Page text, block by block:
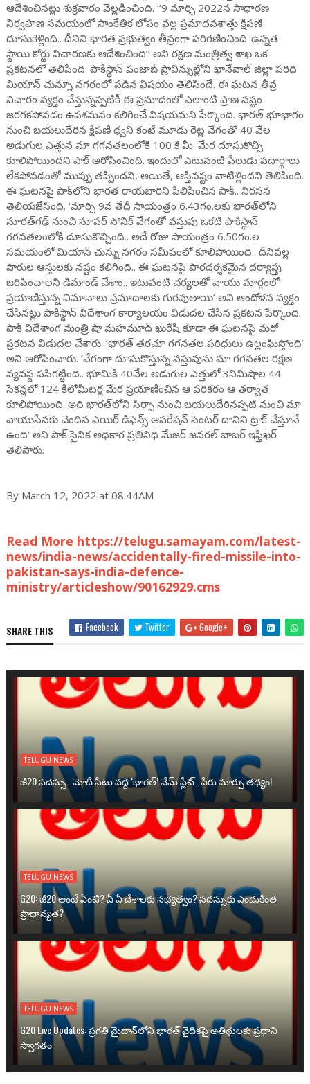
ఆదేశించినట్లు శుక్రవారం వెల్లడించింది. ‘‘9 మార్చి 2022న సాధారణ
నిర్వహణ సమయంలో సాంకేతిక లోపం వల్ల ప్రమాదవశాత్తు క్షిపణి
దూసుకెళ్లింది.. దీనిని భారత ప్రభుత్వం తీవ్రంగా పరిగణించింది..ఉన్నత
స్థాయి కోర్టు విచారణకు ఆదేశించింది’’ అని రక్షణ మంత్రిత్వ శాఖ ఒక
ప్రకటనలో తెలిపింది. పాకిస్థాన్‌ పంజాబ్ ప్రావిన్సుల్లోని ఖానేవాల్ జిల్లా పరిధి
మియాన్ చున్నూ నగరంలో పడిన విషయం తెలిసిందే. ఈ ఘటన తీవ్ర
విచారం వ్యక్తం చేస్తున్నప్పటికీ ఈ ప్రమాదంలో ఎలాంటి ప్రాణ నష్టం
జరగకపోవడం ఉపశమనం కలిగించే విషయమని పేర్కొంది. భారత్ భూభాగం
నుంచి బయలుదేరిన క్షిపణి ధ్వని కంటే మూడు రెట్ల వేగంతో 40 వేల
అడుగుల ఎత్తున మా గగనతలంలోకి 100 కి.మీ. మేర దూసుకొచ్చి
కూలిపోయిందని పాక్ ఆరోపించింది. ఇందులో ఎటువంటి పేలుడు పదార్థాలు
లేకపోవడంతో ముప్పు తప్పిందని, అయితే, ఆస్తినష్టం వాటిళ్లిందని తెలిపింది.
ఈ ఘటనపై పాక్‌లోని భారత రాయబారిని పిలిపించిన పాక్.. నిరసన
తెలియజేసింది. ‘మార్చి 9వ తేదీ సాయంత్రం 6.43గం.లకు భారత్‌లోని
సూరత్‌గఢ్‌ నుంచి సూపర్‌ సోనిక్‌ వేగంతో వస్తువు ఒకటి పాకిస్థాన్‌
గగనతలంలోకి దూసుకొచ్చింది.. అదే రోజు సాయంత్రం 6.50గం.ల
సమయంలో మియాన్‌ చున్ను నగరం సమీపంలో కూలిపోయింది.. దీనివల్ల
పౌరుల ఆస్తులకు నష్టం కలిగింది.. ఈ ఘటనపై పారదర్శకమైన దర్యాప్తు
జరిపించాలని డిమాండ్‌ చేశాం.. ఇటువంటి చర్యలతో వాయు మార్గంలో
ప్రయాణిస్తున్న విమానాలు ప్రమాదాలకు గురవుతాయి’ అని ఆందోళన వ్యక్తం
చేసినట్లు పాకిస్థాన్‌ విదేశాంగ కార్యాలయం విడుదల చేసిన ప్రకటన పేర్కొంది.
పాక్‌ విదేశాంగ మంత్రి షా మహమూద్‌ ఖురేషీ కూడా ఈ ఘటనపై మరో
ప్రకటన విడుదల చేశారు. ‘భారత్‌ తరచూ గగనతల పరిధులు ఉల్లంఘిస్తోంది’
అని ఆరోపించారు. ‘వేగంగా దూసుకొస్తున్న వస్తువును మా గగనతల రక్షణ
వ్యవస్థ పసిగట్టింది.. భూమికి 40వేల అడుగుల ఎత్తులో 3నిమిషాల 44
సెకన్లలో 124 కిలోమీటర్ల మేర ప్రయాణించిన ఆ పరికరం ఆ తర్వాత
కూలిపోయింది. అది భారత్‌లోని సిర్సా నుంచి బయలుదేరినప్పటి నుంచి మా
వాయుసేనకు చెందిన ఎయిర్‌ డిఫెన్స్‌ ఆపరేషన్‌ సెంటర్‌ దానిని ట్రాక్‌ చేస్తూనే
ఉంది’ అని పాక్ సైనిక అధికార ప్రతినిధి మేజర్‌ జనరల్‌ బాబర్‌ ఇఫ్తిఖర్‌
తెలిపారు.
By March 12, 2022 at 08:44AM
Read More https://telugu.samayam.com/latest-
news/india-news/accidentally-fired-missile-into-
pakistan-says-india-defence-
ministry/articleshow/90162929.cms
SHARE THIS Facebook Twitter Google+
TELUGU NEWS
జీ20 సదస్సు.. మోదీ సీటు వద్ద ‘భారత్’ నేమ్ ప్లేట్‌.. పేరు మార్పు తథ్యం!
TELUGU NEWS
G20: జీ20 అంటే ఏంటి? ఏ ఏ దేశాలకు సభ్యత్వం? సదస్సుకు ఎందుకింత
ప్రాధాన్యత?
TELUGU NEWS
G20 Live Updates: ప్రగతి మైదాన్‌లోని భారత్ వైదికపై అతిథులకు ప్రధాని
స్వాగతం